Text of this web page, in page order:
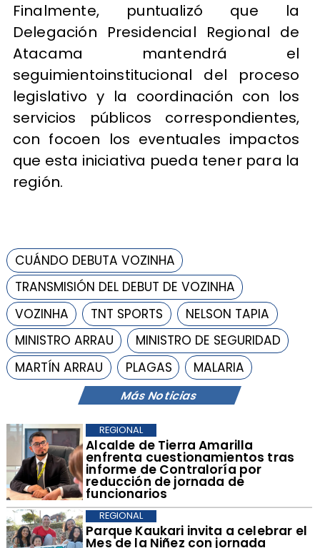
Más Noticias
​Alcalde de Tierra Amarilla
enfrenta cuestionamientos tras
informe de Contraloría por
reducción de jornada de
funcionarios
REGIONAL
Parque Kaukari invita a celebrar el
Mes de la Niñez con jornada
REGIONAL
Finalmente, puntualizó que la
Delegación Presidencial Regional de
Atacama mantendrá el
seguimientoinstitucional del proceso
legislativo y la coordinación con los
servicios públicos correspondientes,
con focoen los eventuales impactos
que esta iniciativa pueda tener para la
región.
CUÁNDO DEBUTA VOZINHA
TRANSMISIÓN DEL DEBUT DE VOZINHA
VOZINHA
TNT SPORTS
NELSON TAPIA
MINISTRO ARRAU
MINISTRO DE SEGURIDAD
MARTÍN ARRAU
PLAGAS MALARIA